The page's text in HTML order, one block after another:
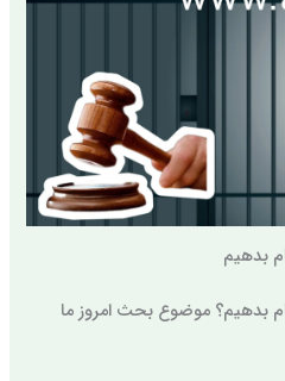
بدهیم
بدهیم؟ موضوع بحث امروز ما